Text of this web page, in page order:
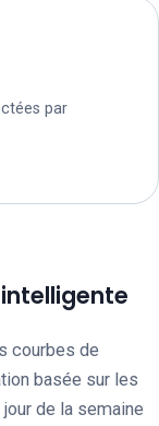
par
courbes de
basée sur les
de la semaine